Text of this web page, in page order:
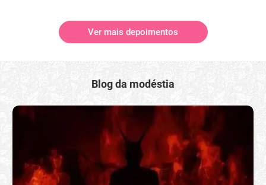
Ver mais depoimentos
Blog da modéstia